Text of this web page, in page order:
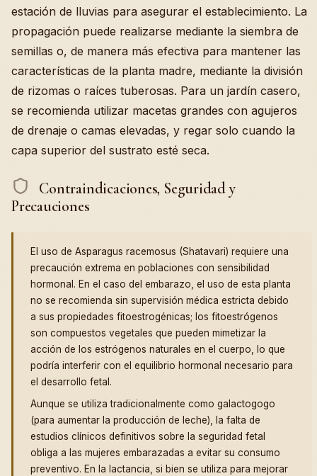
estación de lluvias para asegurar el establecimiento. La
propagación puede realizarse mediante la siembra de
semillas o, de manera más efectiva para mantener las
características de la planta madre, mediante la división
de rizomas o raíces tuberosas. Para un jardín casero,
se recomienda utilizar macetas grandes con agujeros
de drenaje o camas elevadas, y regar solo cuando la
capa superior del sustrato esté seca.
Contraindicaciones, Seguridad y
Precauciones
El uso de Asparagus racemosus (Shatavari) requiere una
precaución extrema en poblaciones con sensibilidad
hormonal. En el caso del embarazo, el uso de esta planta
no se recomienda sin supervisión médica estricta debido
a sus propiedades fitoestrogénicas; los fitoestrógenos
son compuestos vegetales que pueden mimetizar la
acción de los estrógenos naturales en el cuerpo, lo que
podría interferir con el equilibrio hormonal necesario para
el desarrollo fetal.
Aunque se utiliza tradicionalmente como galactogogo
(para aumentar la producción de leche), la falta de
estudios clínicos definitivos sobre la seguridad fetal
obliga a las mujeres embarazadas a evitar su consumo
preventivo. En la lactancia, si bien se utiliza para mejorar